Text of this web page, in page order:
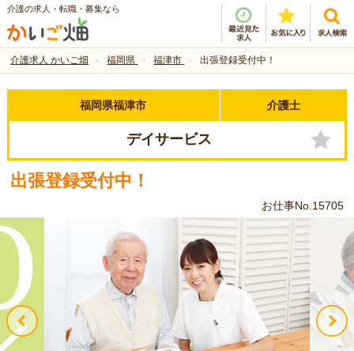
介護の求人・転職・募集なら
介護求人 かいご畑 福岡県 福津市 出張登録受付中！
福岡県福津市 介護士
デイサービス
出張登録受付中！
お仕事No.15705